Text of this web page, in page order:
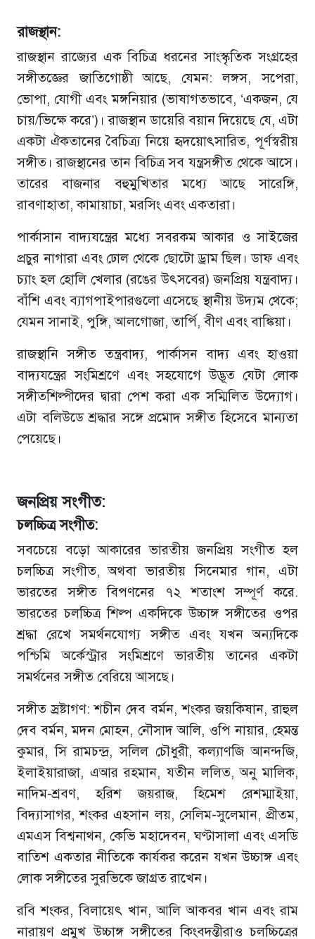
রাজস্থান:
রাজস্থান রাজ্যের এক বিচিত্র ধরনের সাংস্কৃতিক সংগ্রহের
সঙ্গীতজ্ঞের জাতিগোষ্ঠী আছে, যেমন: লঙ্গস, সপেরা,
ভোপা, যোগী এবং মঙ্গনিয়ার (ভাষাগতভাবে, ‘একজন, যে
চায়/ভিক্ষে করে’)। রাজস্থান ডায়েরি বয়ান দিয়েছে যে, এটা
একটা ঐকতানের বৈচিত্র্য নিয়ে হৃদয়োৎসারিত, পূর্ণস্বরীয়
সঙ্গীত। রাজস্থানের তান বিচিত্র সব যন্ত্রসঙ্গীত থেকে আসে।
তারের বাজনার বহুমুখিতার মধ্যে আছে সারেঙ্গি,
রাবণাহাতা, কামায়াচা, মরসিং এবং একতারা।
পার্কাসান বাদ্যযন্ত্রের মধ্যে সবরকম আকার ও সাইজের
প্রচুর নাগারা এবং ঢোল থেকে ছোটো ড্রাম ছিল। ডাফ এবং
চ্যাং হল হোলি খেলার (রঙের উৎসবের) জনপ্রিয় যন্ত্রবাদ্য।
বাঁশি এবং ব্যাগপাইপারগুলো এসেছে স্থানীয় উদ্যম থেকে;
যেমন সানাই, পুঙ্গি, আলগোজা, তার্পি, বীণ এবং বাঙ্কিয়া।
রাজস্থানি সঙ্গীত তন্ত্রবাদ্য, পার্কাসন বাদ্য এবং হাওয়া
বাদ্যযন্ত্রের সংমিশ্রণে এবং সহযোগে উদ্ভূত যেটা লোক
সঙ্গীতশিল্পীদের দ্বারা পেশ করা এক সম্মিলিত উদ্যোগ।
এটা বলিউডে শ্রদ্ধার সঙ্গে প্রমোদ সঙ্গীত হিসেবে মান্যতা
পেয়েছে।
জনপ্রিয় সংগীত:
চলচ্চিত্র সংগীত:
সবচেয়ে বড়ো আকারের ভারতীয় জনপ্রিয় সংগীত হল
চলচ্চিত্র সংগীত, অথবা ভারতীয় সিনেমার গান, এটা
ভারতের সঙ্গীত বিপণনের ৭২ শতাংশ সম্পূর্ণ করে.
ভারতের চলচ্চিত্র শিল্প একদিকে উচ্চাঙ্গ সঙ্গীতের ওপর
শ্রদ্ধা রেখে সমর্থনযোগ্য সঙ্গীত এবং যখন অন্যদিকে
পশ্চিমি অর্কেস্ট্রার সংমিশ্রণে ভারতীয় তানের একটা
সমর্থনের সঙ্গীত বেরিয়ে আসছে।
সঙ্গীত স্রষ্টাগণ: শচীন দেব বর্মন, শংকর জয়কিষান, রাহুল
দেব বর্মন, মদন মোহন, নৌসাদ আলি, ওপি নায়ার, হেমন্ত
কুমার, সি রামচন্দ্র, সলিল চৌধুরী, কল্যাণজি আনন্দজি,
ইলাইয়ারাজা, এআর রহমান, যতীন ললিত, অনু মালিক,
নাদিম-শ্রবণ, হরিশ জয়রাজ, হিমেশ রেশম্মাইয়া,
বিদ্যাসাগর, শংকর এহসান লয়, সেলিম-সুলেমান, প্রীতম,
এমএস বিশ্বনাথন, কেভি মহাদেবন, ঘণ্টাসালা এবং এসডি
বাতিশ একতার নীতিকে কার্যকর করেন যখন উচ্চাঙ্গ এবং
লোক সঙ্গীতের সুরভিকে জাগ্রত রাখেন।
রবি শংকর, বিলায়েৎ খান, আলি আকবর খান এবং রাম
নারায়ণ প্রমুখ উচ্চাঙ্গ সঙ্গীতের কিংবদন্তীরাও চলচ্চিত্রের